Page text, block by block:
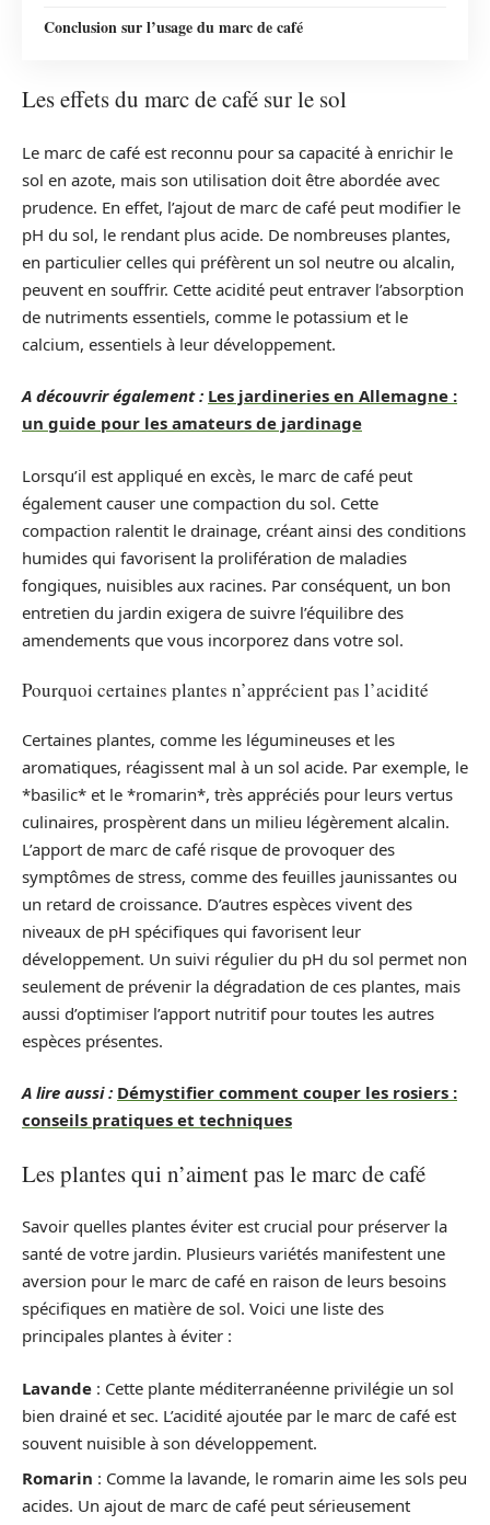
Conclusion sur l’usage du marc de café
Les effets du marc de café sur le sol
Le marc de café est reconnu pour sa capacité à enrichir le
sol en azote, mais son utilisation doit être abordée avec
prudence. En effet, l’ajout de marc de café peut modifier le
pH du sol, le rendant plus acide. De nombreuses plantes,
en particulier celles qui préfèrent un sol neutre ou alcalin,
peuvent en souffrir. Cette acidité peut entraver l’absorption
de nutriments essentiels, comme le potassium et le
calcium, essentiels à leur développement.
A découvrir également : Les jardineries en Allemagne :
un guide pour les amateurs de jardinage
Lorsqu’il est appliqué en excès, le marc de café peut
également causer une compaction du sol. Cette
compaction ralentit le drainage, créant ainsi des conditions
humides qui favorisent la prolifération de maladies
fongiques, nuisibles aux racines. Par conséquent, un bon
entretien du jardin exigera de suivre l’équilibre des
amendements que vous incorporez dans votre sol.
Pourquoi certaines plantes n’apprécient pas l’acidité
Certaines plantes, comme les légumineuses et les
aromatiques, réagissent mal à un sol acide. Par exemple, le
*basilic* et le *romarin*, très appréciés pour leurs vertus
culinaires, prospèrent dans un milieu légèrement alcalin.
L’apport de marc de café risque de provoquer des
symptômes de stress, comme des feuilles jaunissantes ou
un retard de croissance. D’autres espèces vivent des
niveaux de pH spécifiques qui favorisent leur
développement. Un suivi régulier du pH du sol permet non
seulement de prévenir la dégradation de ces plantes, mais
aussi d’optimiser l’apport nutritif pour toutes les autres
espèces présentes.
A lire aussi : Démystifier comment couper les rosiers :
conseils pratiques et techniques
Les plantes qui n’aiment pas le marc de café
Savoir quelles plantes éviter est crucial pour préserver la
santé de votre jardin. Plusieurs variétés manifestent une
aversion pour le marc de café en raison de leurs besoins
spécifiques en matière de sol. Voici une liste des
principales plantes à éviter :
Lavande : Cette plante méditerranéenne privilégie un sol
bien drainé et sec. L’acidité ajoutée par le marc de café est
souvent nuisible à son développement.
Romarin : Comme la lavande, le romarin aime les sols peu
acides. Un ajout de marc de café peut sérieusement